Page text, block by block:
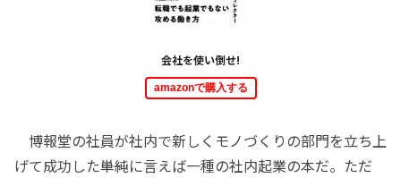
会社を使い倒せ!
amazonで購入する
博報堂の社員が社内で新しくモノづくりの部門を立ち上
げて成功した――単純に言えば一種の社内起業の本だ。ただ